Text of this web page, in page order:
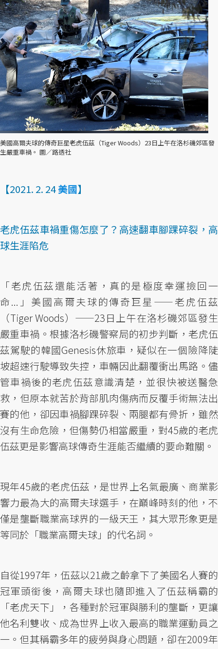
美國高爾夫球的傳奇巨星老虎伍茲（Tiger Woods）23日上午在洛杉磯郊區發
生嚴重車禍。 圖／路透社
【2021. 2. 24美國】
老虎伍茲車禍重傷怎麼了？高速翻車腳踝碎裂，高
球生涯陷危
「老虎伍茲還能活著，真的是極度幸運撿回一
命...」美國高爾夫球的傳奇巨星——老虎伍茲
（Tiger Woods）——23日上午在洛杉磯郊區發生
嚴重車禍。根據洛杉磯警察局的初步判斷，老虎伍
茲駕駛的韓國Genesis休旅車，疑似在一個險降陡
坡超速行駛導致失控，車輛因此翻覆衝出馬路。儘
管車禍後的老虎伍茲意識清楚，並很快被送醫急
救，但原本就苦於背部肌肉傷病而反覆手術無法出
賽的他，卻因車禍腳踝碎裂、兩腿都有骨折，雖然
沒有生命危險，但傷勢仍相當嚴重，對45歲的老虎
伍茲更是影響高球傳奇生涯能否繼續的要命難關。
現年45歲的老虎伍茲，是世界上名氣最廣、商業影
響力最為大的高爾夫球選手，在巔峰時刻的他，不
僅是壟斷職業高球界的一級天王，其大眾形象更是
等同於「職業高爾夫球」的代名詞。
自從1997年，伍茲以21歲之齡拿下了美國名人賽的
冠軍頭銜後，高爾夫球也隨即進入了伍茲稱霸的
「老虎天下」，各種對於冠軍與勝利的壟斷，更讓
他名利雙收、成為世界上收入最高的職業運動員之
一。但其稱霸多年的疲勞與身心問題，卻在2009年